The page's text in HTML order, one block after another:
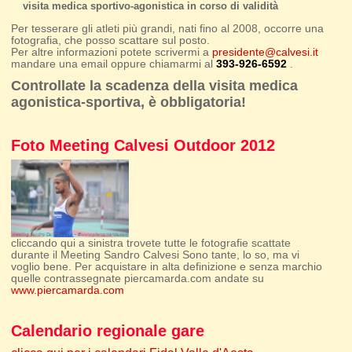
visita medica sportivo-agonistica in corso di validità
Per tesserare gli atleti più grandi, nati fino al 2008, occorre una
fotografia, che posso scattare sul posto.
Per altre informazioni potete scrivermi a presidente@calvesi.it
mandare una email oppure chiamarmi al393-926-6592
Controllate la scadenza della visita medica
agonistica-sportiva, è obbligatoria!
Foto Meeting Calvesi Outdoor 2012
cliccando qui a sinistra trovete tutte le fotografie scattate
durante il Meeting Sandro Calvesi Sono tante, lo so, ma vi
voglio bene. Per acquistare in alta definizione e senza marchio
quelle contrassegnate piercamarda.com andate su
www.piercamarda.com
Calendario regionale gare